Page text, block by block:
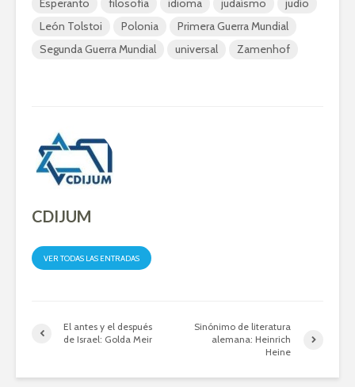
Esperanto filosofía idioma judaísmo
judío
León Tolstoi
Polonia
Primera Guerra Mundial
Segunda Guerra Mundial
universal Zamenhof
CDIJUM
VER TODAS LAS ENTRADAS
El antes y el después
de Israel: Golda Meir
Sinónimo de literatura
alemana: Heinrich
Heine